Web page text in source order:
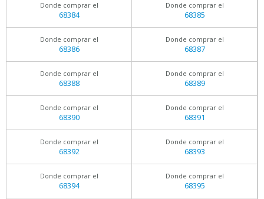
Donde comprar el
68384
Donde comprar el
68385
Donde comprar el
68386
Donde comprar el
68387
Donde comprar el
68388
Donde comprar el
68389
Donde comprar el
68390
Donde comprar el
68391
Donde comprar el
68392
Donde comprar el
68393
Donde comprar el
68394
Donde comprar el
68395